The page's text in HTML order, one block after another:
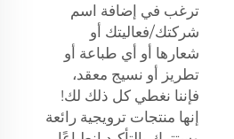
ترغب في إضافة اسم
شركتك/فعاليتك أو
شعارها أو أي طباعة أو
تطريز أو نسيج معقد،
فإننا نغطي كل ذلك لك!
إنها منتجات ترويجية رائعة